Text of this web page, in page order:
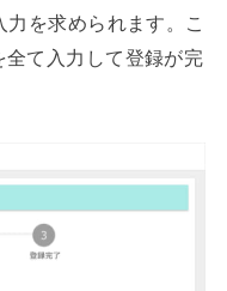
を求められます。こ
全て入力して登録が完